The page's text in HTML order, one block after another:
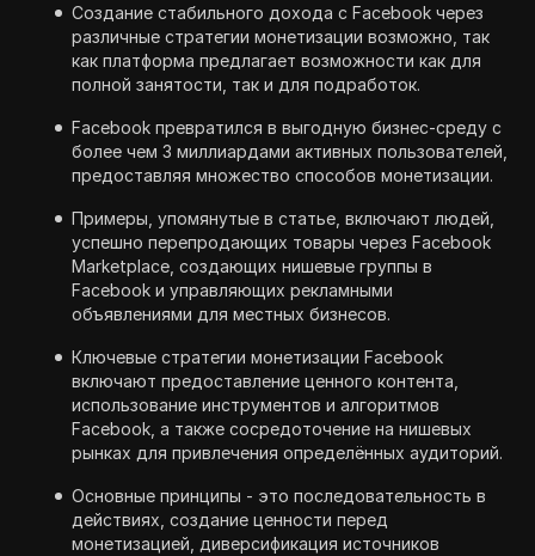
Создание стабильного дохода с Facebook через
различные стратегии монетизации возможно, так
как платформа предлагает возможности как для
полной занятости, так и для подработок.
Facebook превратился в выгодную бизнес-среду с
более чем 3 миллиардами активных пользователей,
предоставляя множество способов монетизации.
Примеры, упомянутые в статье, включают людей,
успешно перепродающих товары через Facebook
Marketplace, создающих нишевые группы в
Facebook и управляющих рекламными
объявлениями для местных бизнесов.
Ключевые стратегии монетизации Facebook
включают предоставление ценного контента,
использование инструментов и алгоритмов
Facebook, а также сосредоточение на нишевых
рынках для привлечения определённых аудиторий.
Основные принципы - это последовательность в
действиях, создание ценности перед
монетизацией, диверсификация источников